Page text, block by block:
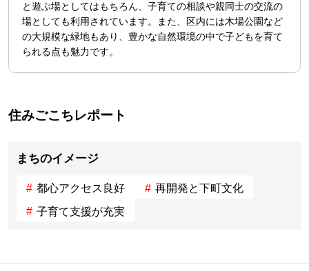
と遊ぶ場としてはもちろん、子育ての相談や親同士の交流の
場としても利用されています。また、区内には木場公園など
の大規模な緑地もあり、豊かな自然環境の中で子どもを育て
られる点も魅力です。
住みごこちレポート
まちのイメージ
都心アクセス良好
再開発と下町文化
子育て支援が充実